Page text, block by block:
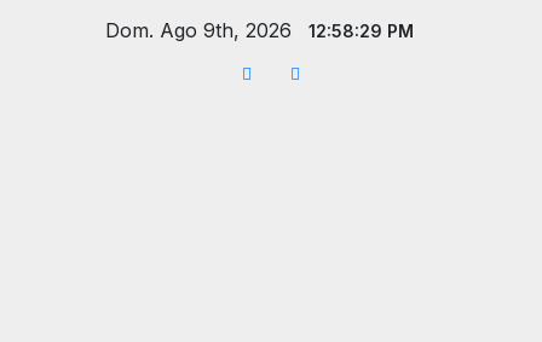
Dom. Ago 9th, 2026 12:58:31 PM